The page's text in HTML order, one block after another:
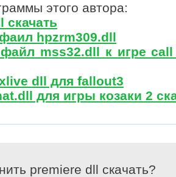
этого автора:
скачать
hpzrm309.dll
файл mss32.dll к игре
dll для fallout3
для игры козаки 2
premiere dll скачать?